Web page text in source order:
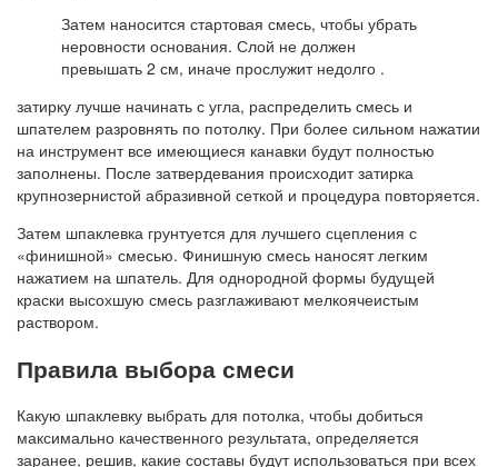
Затем наносится стартовая смесь, чтобы убрать
неровности основания. Слой не должен
превышать 2 см, иначе прослужит недолго .
затирку лучше начинать с угла, распределить смесь и
шпателем разровнять по потолку. При более сильном нажатии
на инструмент все имеющиеся канавки будут полностью
заполнены. После затвердевания происходит затирка
крупнозернистой абразивной сеткой и процедура повторяется.
Затем шпаклевка грунтуется для лучшего сцепления с
«финишной» смесью. Финишную смесь наносят легким
нажатием на шпатель. Для однородной формы будущей
краски высохшую смесь разглаживают мелкоячеистым
раствором.
Правила выбора смеси
Какую шпаклевку выбрать для потолка, чтобы добиться
максимально качественного результата, определяется
заранее, решив, какие составы будут использоваться при всех